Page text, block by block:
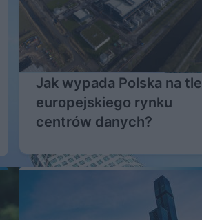
Jak wypada Polska na tle
europejskiego rynku
centrów danych?